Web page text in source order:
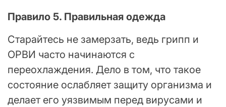
Правило 5. Правильная одежда
Старайтесь не замерзать, ведь грипп и
ОРВИ часто начинаются с
переохлаждения. Дело в том, что такое
состояние ослабляет защиту организма и
делает его уязвимым перед вирусами и